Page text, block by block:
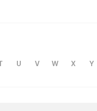
U V W X Y